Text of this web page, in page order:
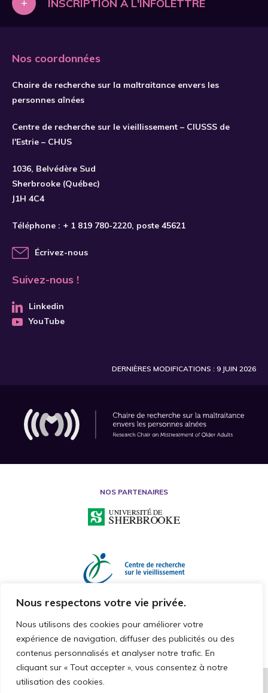
Nous respectons votre vie privée.
Nous utilisons des cookies pour améliorer votre
expérience de navigation, diffuser des publicités ou des
contenus personnalisés et analyser notre trafic. En
cliquant sur « Tout accepter », vous consentez à notre
utilisation des cookies.
INSCRIPTION À L'INFOLETTRE
Nos coordonnées
Chaire de recherche sur la maltraitance envers les
personnes aînées
Centre de recherche sur le vieillissement – CIUSSS de
l'Estrie – CHUS
1036, Belvédère Sud
Sherbrooke (Québec)
J1H 4C4
Téléphone : + 1 819 780-2220, poste 45621
Écrivez-nous
Suivez-nous !
Linkedin
YouTube
DERNIÈRES MODIFICATIONS : 9 JUIN 2026
NOS PARTENAIRES
2026 © CHAIRE DE RECHERCHE SUR LA MALTRAITANCE ENVERS LES